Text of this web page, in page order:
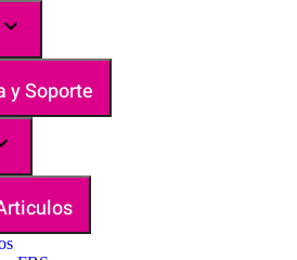
y Soporte